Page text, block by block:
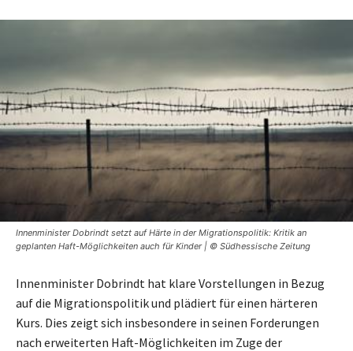
Innenminister Dobrindt setzt auf Härte in der Migrationspolitik: Kritik an
geplanten Haft-Möglichkeiten auch für Kinder | © Südhessische Zeitung
Innenminister Dobrindt hat klare Vorstellungen in Bezug
auf die Migrationspolitik und plädiert für einen härteren
Kurs. Dies zeigt sich insbesondere in seinen Forderungen
nach erweiterten Haft-Möglichkeiten im Zuge der